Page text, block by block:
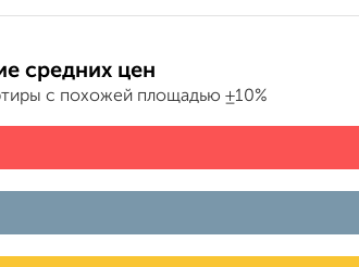
средних цен
с похожей площадью ±10%